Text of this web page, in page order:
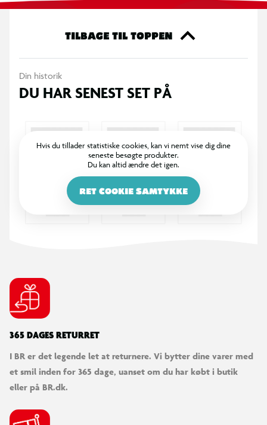
farver som blå, grøn, pink, orange og multifarvede varianter.
En lille bold med masser af fart og bevægelse, der styrker
OBS! Varen er assorteret, og bestemt variant kan ikke
TILBAGE TIL TOPPEN
Din historik
DU HAR SENEST SET PÅ
Hvis du tillader statistiske cookies, kan vi nemt vise dig dine
seneste besøgte produkter.
Du kan altid ændre det igen.
RET COOKIE SAMTYKKE
365 DAGES RETURRET
I BR er det legende let at returnere. Vi bytter dine varer med
et smil inden for 365 dage, uanset om du har købt i butik
eller på BR.dk.